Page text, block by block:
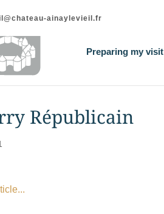
ainaylevieil.fr
Preparing my visit
Républicain